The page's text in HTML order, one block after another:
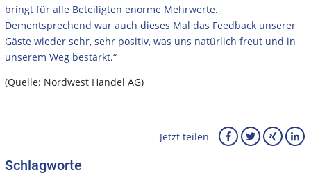
bringt für alle Beteiligten enorme Mehrwerte.
Dementsprechend war auch dieses Mal das Feedback unserer
Gäste wieder sehr, sehr positiv, was uns natürlich freut und in
unserem Weg bestärkt.“
(Quelle: Nordwest Handel AG)
Jetzt teilen
Schlagworte